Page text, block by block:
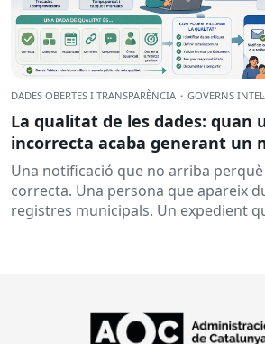
DADES OBERTES I TRANSPARÈNCIA · GOVERNS
La qualitat de les dades: quan
incorrecta acaba generant un
Una notificació que no arriba perquè
correcta. Una persona que apareix
registres municipals. Un expedient